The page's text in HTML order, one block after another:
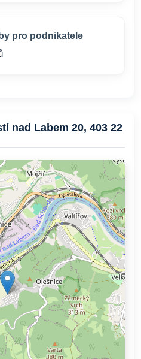
pro podnikatele
nad Labem 20, 403 22